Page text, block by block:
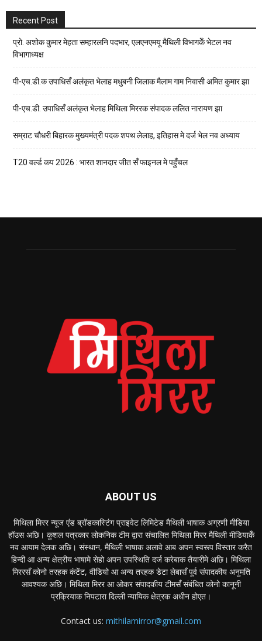
Recent Post
प्रो. अशोक कुमार मेहता सम्हारलनि पदभार, एलएनएमयू मैथिली विभागकेँ भेटल नव
विभागाध्यक्ष
पी-एच.डी.क उपाधिसँ अलंकृत भेलाह मधुबनी जिलाक मैलाम गाम निवासी अमित कुमार झा
पी-एच.डी. उपाधिसँ अलंकृत भेलाह मिथिला मिररक संपादक ललित नारायण झा
सम्राट चौधरी बिहारक मुख्यमंत्री पदक शपथ लेलाह, इतिहास मे दर्ज भेल नव अध्याय
T20 वर्ल्ड कप 2026 : भारत शानदार जीत सँ फाइनल मे पहुँचल
ABOUT US
मिथिला मिरर न्यूज एंड ब्रॉडकास्टिंग प्राइवेट लिमिटेड मैथिली भाषाक अग्रणी मीडिया
हॉउस अछि। कुशल पत्रकार लोकनिक टीम द्वारा संचालित मिथिला मिरर मैथिली मीडियाकेँ
नव आयाम देलक अछि। संस्थान, मैथिली भाषाक अलावे आब अपन स्वरूप विस्तार करैत
हिन्दी आ अन्य क्षेत्रीय भाषामे सेहो अपन उपस्थिति दर्ज करेबाक तैयारीमे अछि। मिथिला
मिररसँ कोनो तरहक कंटेंट, वीडियो आ अन्य तरहक डेटा लेबासँ पूर्व संपादकीय अनुमति
आवश्यक अछि। मिथिला मिरर आ ओकर संपादकीय टीमसँ संबंधित कोनो कानूनी
प्रक्रियाक निपटारा दिल्ली न्यायिक क्षेत्रक अधीन होएत।
Contact us: mithilamirror@gmail.com